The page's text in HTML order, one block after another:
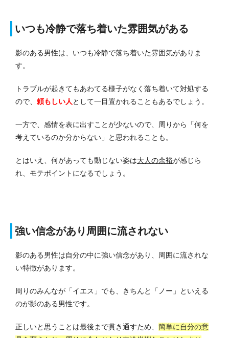
いつも冷静で落ち着いた雰囲気がある
影のある男性は、いつも冷静で落ち着いた雰囲気がありま
す。
トラブルが起きてもあわてる様子がなく落ち着いて対処する
ので、 頼もしい人 として一目置かれることもあるでしょう。
一方で、感情を表に出すことが少ないので、周りから「何を
考えているのか分からない」と思われることも。
とはいえ、何があっても動じない姿は大人の余裕が感じら
れ、モテポイントになるでしょう。
強い信念があり周囲に流されない
影のある男性は自分の中に強い信念があり、周囲に流されな
い特徴があります。
周りのみんなが「イエス」でも、きちんと「ノー」といえる
のが影のある男性です。
正しいと思うことは最後まで貫き通すため、 簡単に自分の意